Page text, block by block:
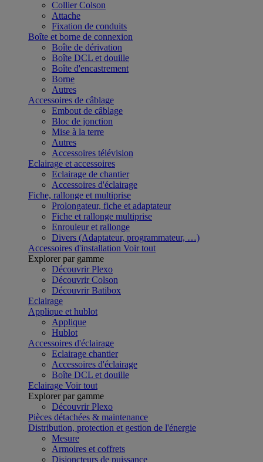
Collier Colson
Attache
Fixation de conduits
Boîte et borne de connexion
Boîte de dérivation
Boîte DCL et douille
Boîte d'encastrement
Borne
Autres
Accessoires de câblage
Embout de câblage
Bloc de jonction
Mise à la terre
Autres
Accessoires télévision
Eclairage et accessoires
Eclairage de chantier
Accessoires d'éclairage
Fiche, rallonge et multiprise
Prolongateur, fiche et adaptateur
Fiche et rallonge multiprise
Enrouleur et rallonge
Divers (Adaptateur, programmateur, …)
Accessoires d'installation Voir tout
Explorer par gamme
Découvrir Plexo
Découvrir Colson
Découvrir Batibox
Eclairage
Applique et hublot
Applique
Hublot
Accessoires d'éclairage
Eclairage chantier
Accessoires d'éclairage
Boîte DCL et douille
Eclairage Voir tout
Explorer par gamme
Découvrir Plexo
Pièces détachées & maintenance
Distribution, protection et gestion de l'énergie
Mesure
Armoires et coffrets
Disjoncteurs de puissance